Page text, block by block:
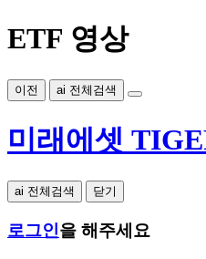
ETF 영상
이전 ai 전체검색
미래에셋
ai 전체검색 닫기
로그인을 해주세요